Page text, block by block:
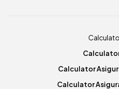
Calculator
Calculator